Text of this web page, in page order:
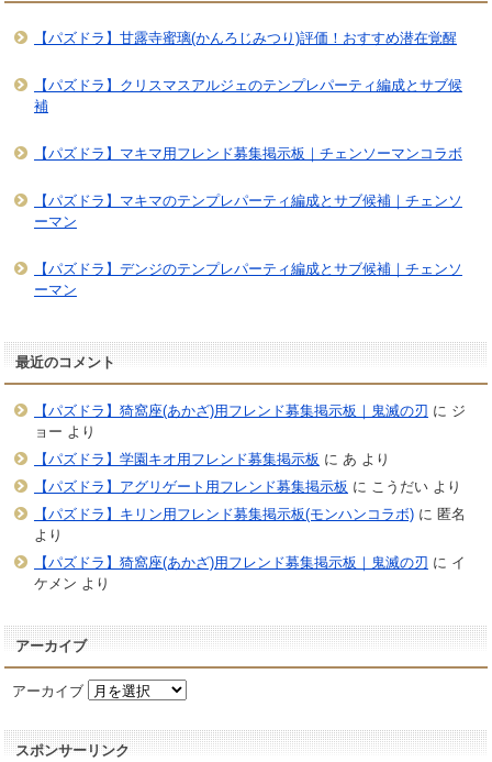
【パズドラ】甘露寺蜜璃(かんろじみつり)評価！おすすめ潜在覚醒
【パズドラ】クリスマスアルジェのテンプレパーティ編成とサブ候
補
【パズドラ】マキマ用フレンド募集掲示板｜チェンソーマンコラボ
【パズドラ】マキマのテンプレパーティ編成とサブ候補｜チェンソ
ーマン
【パズドラ】デンジのテンプレパーティ編成とサブ候補｜チェンソ
ーマン
最近のコメント
【パズドラ】猗窩座(あかざ)用フレンド募集掲示板｜鬼滅の刃 に ジ
ョー より
【パズドラ】学園キオ用フレンド募集掲示板 に あ より
【パズドラ】アグリゲート用フレンド募集掲示板 に こうだいより
【パズドラ】キリン用フレンド募集掲示板(モンハンコラボ)に 匿名
より
【パズドラ】猗窩座(あかざ)用フレンド募集掲示板｜鬼滅の刃 に イ
ケメン より
アーカイブ
アーカイブ
スポンサーリンク